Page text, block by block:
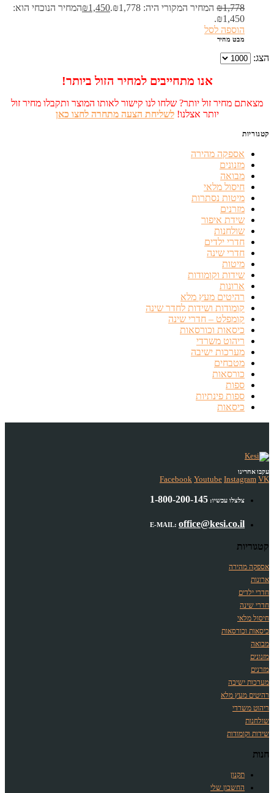
₪1,778 המחיר המקורי היה: ₪1,778. ₪1,450
המחיר הנוכחי הוא:
₪1,450.
הוספה לסל
מבט מהיר
הצג:
אנו מתחייבים למחיר הזול ביותר!
מצאתם מחיר זול יותר? שלחו לנו קישור לאותו המוצר ותקבלו מחיר זול
יותר אצלנו!לשליחת הצעה מתחרה לחצו כאן
קטגוריות
אספקה מהירה
מזנונים
מבואה
חיסול מלאי
מיטות נסתרות
מזרנים
שידת איפור
שולחנות
חדרי ילדים
חדרי שינה
מיטות
שידות וקומודות
ארונות
רהיטים מעץ מלא
קומודות ושידות לחדר שינה
קומפלט – חדרי שינה
כיסאות וכורסאות
ריהוט משרדי
מערכות ישיבה
מטבחים
כורסאות
ספות
ספות פינתיות
כיסאות
עקבו אחרינו
Facebook Youtube Instagram VK
צלצלו עכשיו: 1-800-200-145
E-MAIL: office@kesi.co.il
קטגוריות
אספקה מהירה
ארונות
חדרי ילדים
חדרי שינה
חיסול מלאי
כיסאות וכורסאות
מבואה
מזנונים
מזרנים
מערכות ישיבה
רהיטים מעץ מלא
ריהוט משרדי
שולחנות
שידות וקומודות
חנות
תקנון
החשבון שלי